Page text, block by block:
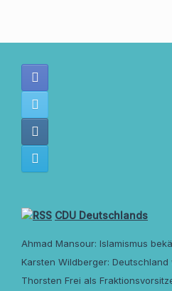
CDU Deutschlands
Ahmad Mansour: Islamismus
Karsten Wildberger: Deutschland
Thorsten Frei als